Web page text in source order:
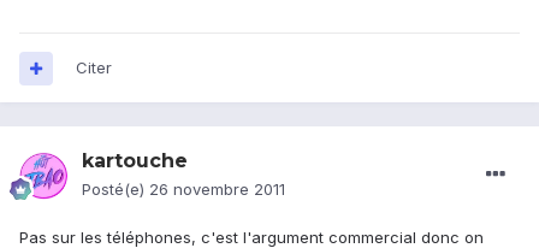
Citer
kartouche
Posté(e) 26 novembre 2011
Pas sur les téléphones, c'est l'argument commercial donc on